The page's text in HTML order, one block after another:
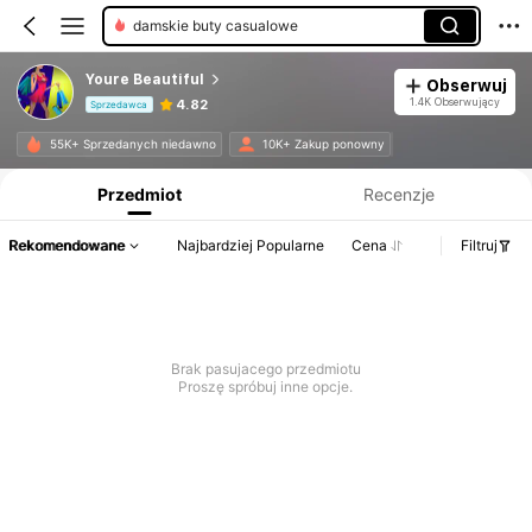
damskie buty casualowe
Youre Beautiful
Sprzedawca 4.82
Obserwuj
1.4K Obserwujący
55K+ Sprzedanych niedawno 10K+ Zakup ponowny
Przedmiot Recenzje
Rekomendowane Najbardziej Popularne Cena Filtruj
Brak pasujacego przedmiotu
Proszę spróbuj inne opcje.